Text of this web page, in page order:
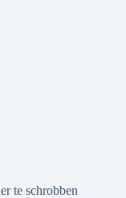
te schrobben